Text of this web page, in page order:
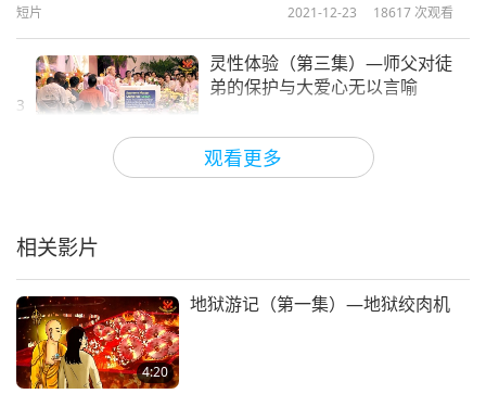
SupremeMasterTV.com/to-heaven
观看更多
短片 2021-12-23 18617 次观看
3
灵性体验（第三集）—师父对徒
弟的保护与大爱心无以言喻
15533
4
3:34
短片 2022-06-27 13945次观看
相关影片
4:20
地狱游记（第一集）—地狱绞肉机